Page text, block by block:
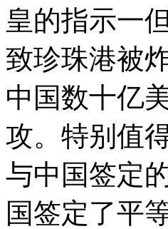
皇的指示一
致珍珠港被
中国数十亿
攻。特别值
与中国签定
国签定了平